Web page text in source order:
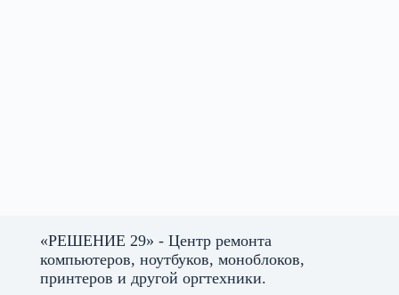
«РЕШЕНИЕ 29» - Центр ремонта
компьютеров, ноутбуков, моноблоков,
принтеров и другой оргтехники.